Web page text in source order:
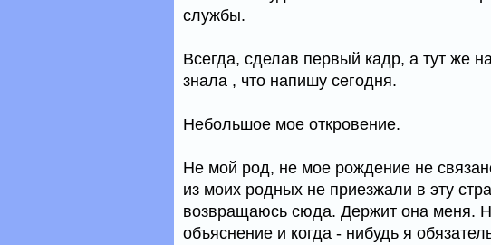
службы.
Всегда, сделав первый кадр, а тут же
знала , что напишу сегодня.
Небольшое мое откровение.
Не мой род, не мое рождение не
из моих родных не приезжали в эту
возвращаюсь сюда. Держит она меня.
объяснение и когда - нибудь я